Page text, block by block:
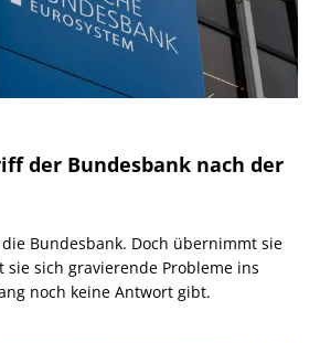
der Bundesbank nach der
Bundesbank. Doch übernimmt sie
sich gravierende Probleme ins
noch keine Antwort gibt.